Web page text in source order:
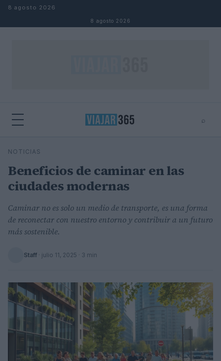
Saltar al contenido
8 agosto 2026
8 agosto 2026
⌕
Buscar
NOTICIAS
Beneficios de caminar en las
ciudades modernas
Caminar no es solo un medio de transporte, es una forma
de reconectar con nuestro entorno y contribuir a un futuro
más sostenible.
Staff · julio 11, 2025 · 3 min